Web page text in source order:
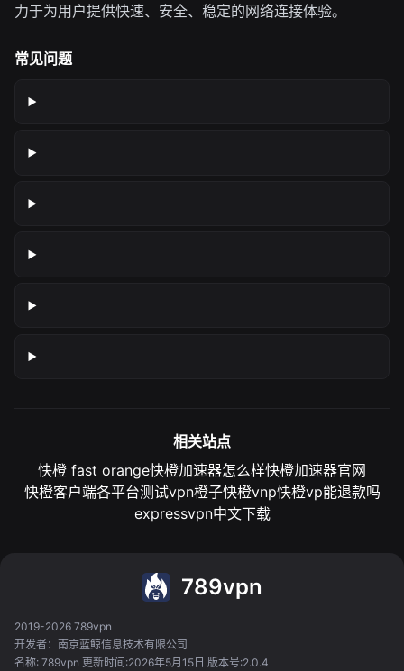
力于为用户提供快速、安全、稳定的网络连接体验。
常见问题
相关站点
快橙 fast orange快橙加速器怎么样快橙加速器官网
快橙客户端各平台测试vpn橙子快橙vnp快橙vp能退款吗
expressvpn中文下载
789vpn
2019-2026 789vpn
开发者：南京蓝鲸信息技术有限公司
名称: 789vpn 更新时间:2026年5月15日 版本号:2.0.4